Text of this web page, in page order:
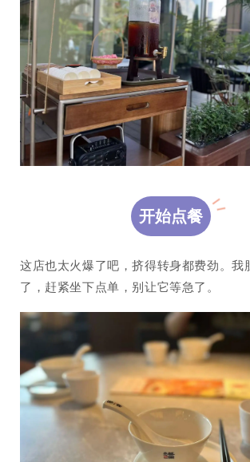
开始点餐
这店也太火爆了吧，挤得转身都费劲。我
了，赶紧坐下点单，别让它等急了。